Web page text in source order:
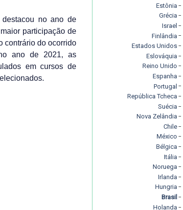
no ano de
participação de
contrário do ocorrido
ano de 2021, as
em cursos de
Holanda
Brasil
Hungria
Irlanda
Noruega
Itália
Bélgica
México
Chile
Nova Zelândia
Suécia
República Tcheca
Portugal
Espanha
Reino Unido
Eslováquia
Estados Unidos
Finlândia
Israel
Grécia
Estônia